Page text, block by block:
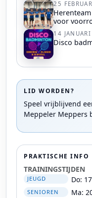
25
voor
14
Disco
LID WORDEN?
Speel vrijblijvend
Meppeler Meppers
PRAKTISCHE INFO
TRAININGSTIJDEN
JEUGD Do:
SENIOREN Ma: